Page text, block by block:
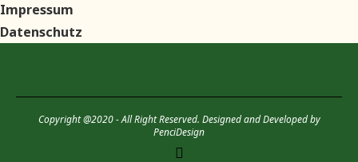
Impressum
Datenschutz
Copyright @2020 - All Right Reserved. Designed and Developed by
PenciDesign